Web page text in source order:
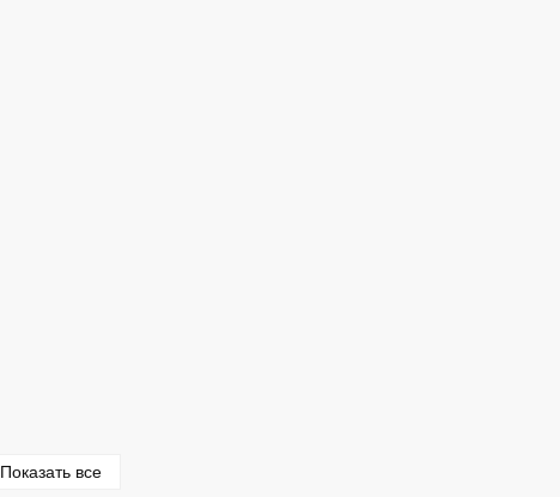
Показать все